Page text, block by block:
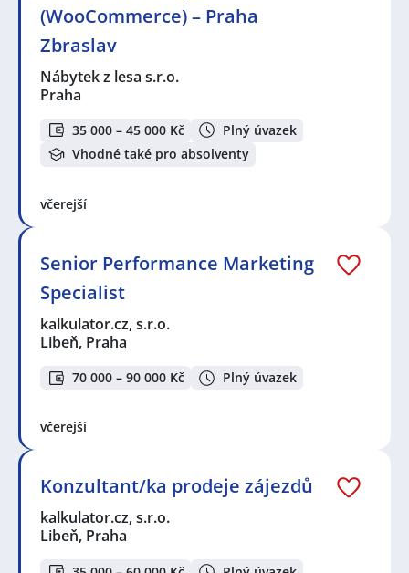
(WooCommerce) – Praha
Zbraslav
Nábytek z lesa s.r.o.
Praha
35 000 – 45 000 Kč
Plný úvazek
Vhodné také pro absolventy
včerejší
Senior Performance Marketing
Specialist
kalkulator.cz, s.r.o.
Libeň, Praha
70 000 – 90 000 Kč Plný úvazek
včerejší
Konzultant/ka prodeje zájezdů
kalkulator.cz, s.r.o.
Libeň, Praha